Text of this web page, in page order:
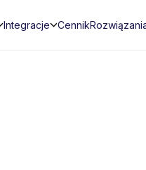
Integracje Cennik